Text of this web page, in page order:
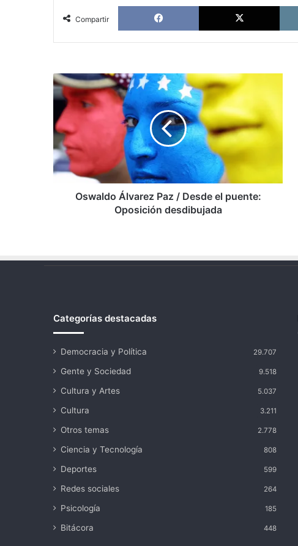
Compartir
Facebook X
Oswaldo
Álvarez
Paz
Desde
el
puente:
Oposición
desdibujada
Oswaldo Álvarez Paz / Desde el puente:
Oposición desdibujada
Categorías destacadas
Democracia y Política 29.707
Gente y Sociedad 9.518
Cultura y Artes 5.037
Cultura 3.211
Otros temas 2.778
Ciencia y Tecnología 808
Deportes 599
Redes sociales 264
Psicología 185
Bitácora 448